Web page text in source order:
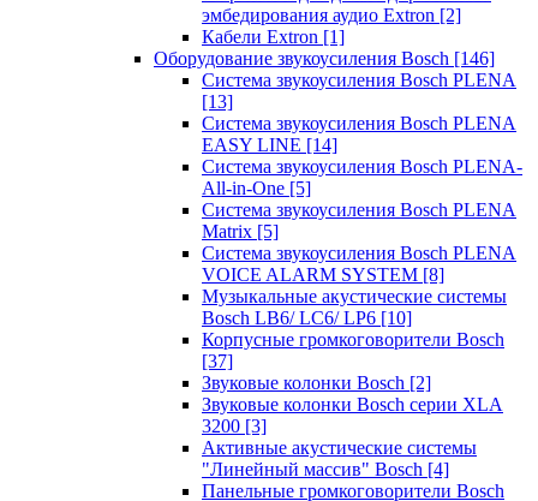
эмбедирования аудио Extron [2]
Кабели Extron [1]
Оборудование звукоусиления Bosch [146]
Система звукоусиления Bosch PLENA
[13]
Система звукоусиления Bosch PLENA
EASY LINE [14]
Система звукоусиления Bosch PLENA-
All-in-One [5]
Система звукоусиления Bosch PLENA
Matrix [5]
Система звукоусиления Bosch PLENA
VOICE ALARM SYSTEM [8]
Музыкальные акустические системы
Bosch LB6/ LC6/ LP6 [10]
Корпусные громкоговорители Bosch
[37]
Звуковые колонки Bosch [2]
Звуковые колонки Bosch серии XLA
3200 [3]
Активные акустические системы
"Линейный массив" Bosch [4]
Панельные громкоговорители Bosch